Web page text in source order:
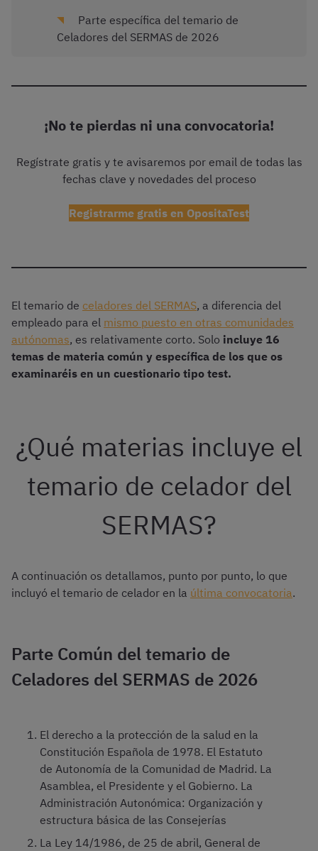
Parte específica del temario de
Celadores del SERMAS de 2026
¡No te pierdas ni una convocatoria!
Regístrate gratis y te avisaremos por email de todas las
fechas clave y novedades del proceso
Registrarme gratis en OpositaTest
El temario de celadores del SERMAS, a diferencia del
empleado para el mismo puesto en otras comunidades
autónomas, es relativamente corto. Solo incluye 16
temas de materia común y específica de los que os
examinaréis en un cuestionario tipo test.
¿Qué materias incluye el
temario de celador del
SERMAS?
A continuación os detallamos, punto por punto, lo que
incluyó el temario de celador en la última convocatoria.
Parte Común del temario de
Celadores del SERMAS de 2026
El derecho a la protección de la salud en la
Constitución Española de 1978. El Estatuto
de Autonomía de la Comunidad de Madrid. La
Asamblea, el Presidente y el Gobierno. La
Administración Autonómica: Organización y
estructura básica de las Consejerías
La Ley 14/1986, de 25 de abril, General de